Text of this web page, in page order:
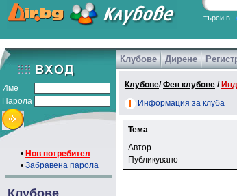
търси в
Име
Парола
• Нов потребител
• Забравена парола
Клубове
Клубове Дирене
Клубове/Фен клубове /
Информация за клуба
Тема
Автор
Публикувано